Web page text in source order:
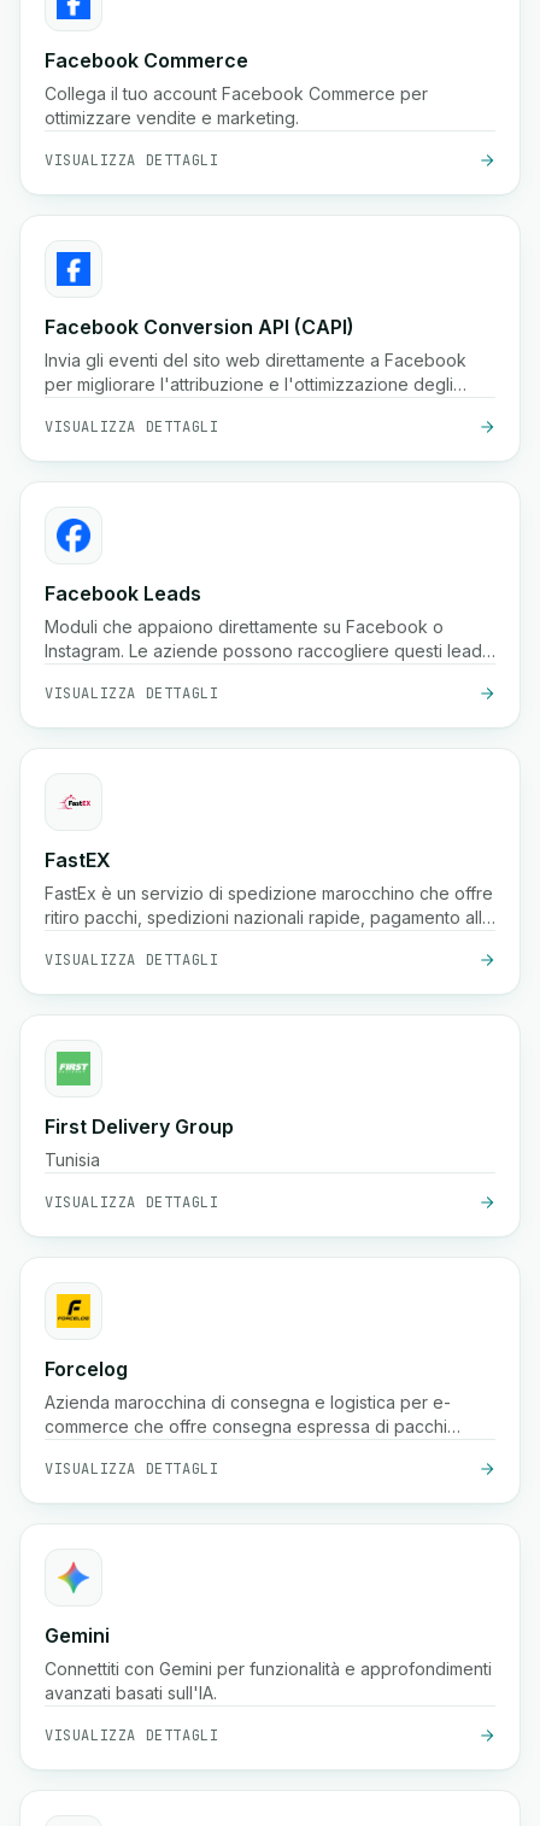
Facebook Commerce
Collega il tuo account Facebook Commerce per
ottimizzare vendite e marketing.
VISUALIZZA DETTAGLI
Facebook Conversion API (CAPI)
Invia gli eventi del sito web direttamente a Facebook
per migliorare l'attribuzione e l'ottimizzazione degli
delle conversioni di Facebook.
VISUALIZZA DETTAGLI
Facebook Leads
Moduli che appaiono direttamente su Facebook o
Instagram. Le aziende possono raccogliere questi lead
VISUALIZZA DETTAGLI
FastEX
FastEx è un servizio di spedizione marocchino che offre
ritiro pacchi, spedizioni nazionali rapide, pagamento alla
negozi online.
VISUALIZZA DETTAGLI
First Delivery Group
Tunisia
VISUALIZZA DETTAGLI
Forcelog
Azienda marocchina di consegna e logistica per e-
commerce che offre consegna espressa di pacchi
piccole), ritiro gratuito, stoccaggio, imballaggio e servizi
di tracciamento in tutto il paese
VISUALIZZA DETTAGLI
Gemini
Connettiti con Gemini per funzionalità e approfondimenti
avanzati basati sull'IA.
VISUALIZZA DETTAGLI